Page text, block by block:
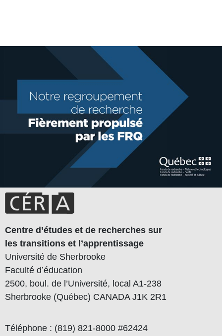
Centre d’études et de recherches sur
les transitions et l’apprentissage
Université de Sherbrooke
Faculté d’éducation
2500, boul. de l’Université, local A1-238
Sherbrooke (Québec) CANADA J1K 2R1
Téléphone : (819) 821-8000 #62424